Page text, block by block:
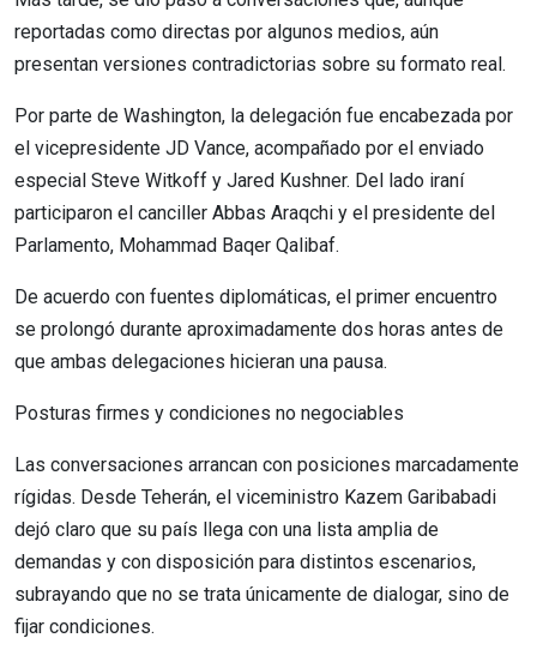
reportadas como directas por algunos medios, aún
presentan versiones contradictorias sobre su formato real.
Por parte de Washington, la delegación fue encabezada por
el vicepresidente JD Vance, acompañado por el enviado
especial Steve Witkoff y Jared Kushner. Del lado iraní
participaron el canciller Abbas Araqchi y el presidente del
Parlamento, Mohammad Baqer Qalibaf.
De acuerdo con fuentes diplomáticas, el primer encuentro
se prolongó durante aproximadamente dos horas antes de
que ambas delegaciones hicieran una pausa.
Posturas firmes y condiciones no negociables
Las conversaciones arrancan con posiciones marcadamente
rígidas. Desde Teherán, el viceministro Kazem Garibabadi
dejó claro que su país llega con una lista amplia de
demandas y con disposición para distintos escenarios,
subrayando que no se trata únicamente de dialogar, sino de
fijar condiciones.